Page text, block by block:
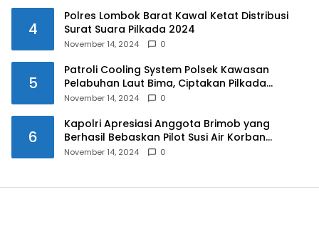
4
Polres Lombok Barat Kawal Ketat Distribusi
Surat Suara Pilkada 2024
November 14, 2024 0
5
Patroli Cooling System Polsek Kawasan
Pelabuhan Laut Bima, Ciptakan Pilkada
Serentak 2024 yang Aman dan Damai
November 14, 2024 0
6
Kapolri Apresiasi Anggota Brimob yang
Berhasil Bebaskan Pilot Susi Air Korban
Penyanderaan KKB
November 14, 2024 0